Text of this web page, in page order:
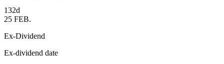
132d
25 FEB.
Ex-Dividend
Ex-dividend date